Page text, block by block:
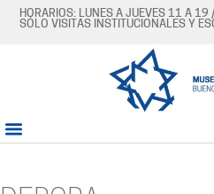
HORARIOS: LUNES A JUEVES 11 A
SÓLO VISITAS INSTITUCIONALES Y